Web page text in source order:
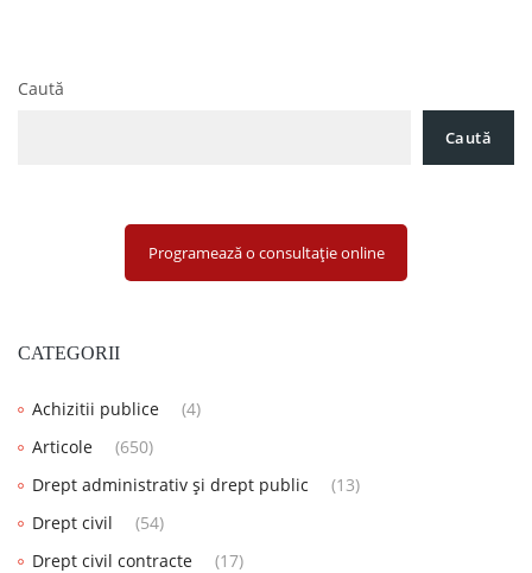
Caută
Caută
Programează o consultație online
CATEGORII
Achizitii publice
(4)
Articole
(650)
Drept administrativ și drept public
(13)
Drept civil
(54)
Drept civil contracte
(17)